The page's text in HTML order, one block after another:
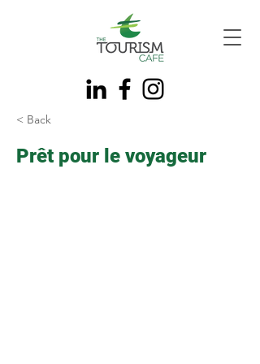
< Back
Prêt pour le voyageur